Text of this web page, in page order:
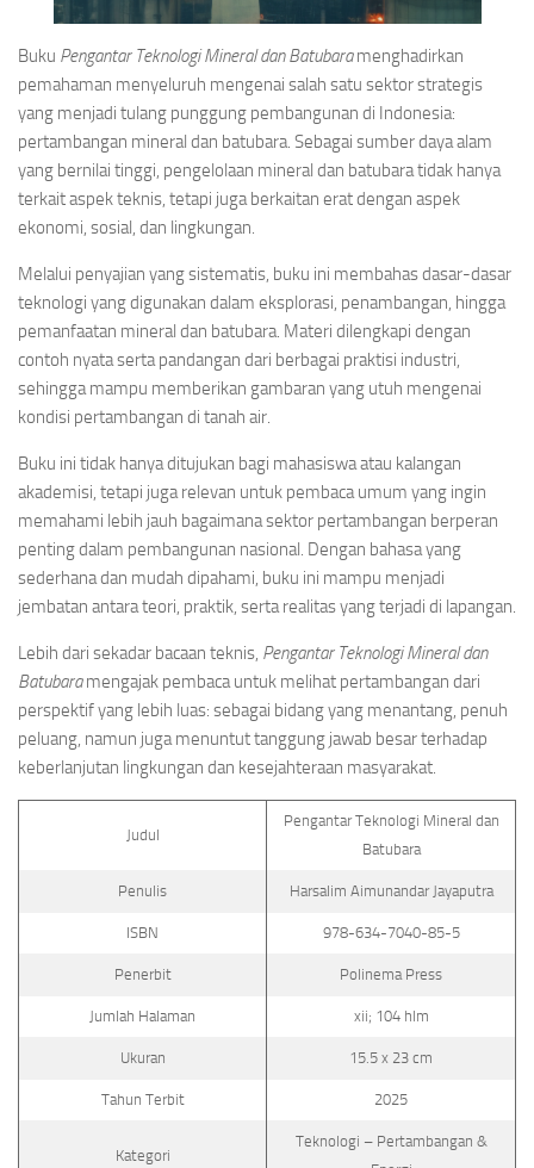
Buku Pengantar Teknologi Mineral dan Batubaramenghadirkan
pemahaman menyeluruh mengenai salah satu sektor strategis
yang menjadi tulang punggung pembangunan di Indonesia:
pertambangan mineral dan batubara. Sebagai sumber daya alam
yang bernilai tinggi, pengelolaan mineral dan batubara tidak hanya
terkait aspek teknis, tetapi juga berkaitan erat dengan aspek
ekonomi, sosial, dan lingkungan.
Melalui penyajian yang sistematis, buku ini membahas dasar-dasar
teknologi yang digunakan dalam eksplorasi, penambangan, hingga
pemanfaatan mineral dan batubara. Materi dilengkapi dengan
contoh nyata serta pandangan dari berbagai praktisi industri,
sehingga mampu memberikan gambaran yang utuh mengenai
kondisi pertambangan di tanah air.
Buku ini tidak hanya ditujukan bagi mahasiswa atau kalangan
akademisi, tetapi juga relevan untuk pembaca umum yang ingin
memahami lebih jauh bagaimana sektor pertambangan berperan
penting dalam pembangunan nasional. Dengan bahasa yang
sederhana dan mudah dipahami, buku ini mampu menjadi
jembatan antara teori, praktik, serta realitas yang terjadi di lapangan.
Lebih dari sekadar bacaan teknis, Pengantar Teknologi Mineral dan
Batubaramengajak pembaca untuk melihat pertambangan dari
perspektif yang lebih luas: sebagai bidang yang menantang, penuh
peluang, namun juga menuntut tanggung jawab besar terhadap
keberlanjutan lingkungan dan kesejahteraan masyarakat.
Judul
Pengantar Teknologi Mineral dan
Batubara
Penulis Harsalim Aimunandar Jayaputra
ISBN 978-634-7040-85-5
Penerbit Polinema Press
Jumlah Halaman xii; 104 hlm
Ukuran 15.5 x 23 cm
Tahun Terbit 2025
Kategori
Teknologi – Pertambangan &